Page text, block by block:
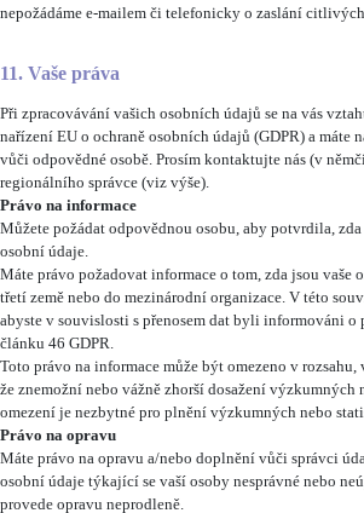
nepožádáme e-mailem či telefonicky o zaslání
11. Vaše práva
Při zpracovávání vašich osobních údajů se na vás
nařízení EU o ochraně osobních údajů (GDPR) a máte
vůči odpovědné osobě. Prosím kontaktujte nás (v
regionálního správce (viz výše).
Právo na informace
Můžete požádat odpovědnou osobu, aby potvrdila,
osobní údaje.
Máte právo požadovat informace o tom, zda jsou vaše
třetí země nebo do mezinárodní organizace. V této
abyste v souvislosti s přenosem dat byli informováni o
článku 46 GDPR.
Toto právo na informace může být omezeno v
že znemožní nebo vážně zhorší dosažení výzkumných
omezení je nezbytné pro plnění výzkumných nebo
Právo na opravu
Máte právo na opravu a/nebo doplnění vůči správci
osobní údaje týkající se vaší osoby nesprávné nebo
provede opravu neprodleně.